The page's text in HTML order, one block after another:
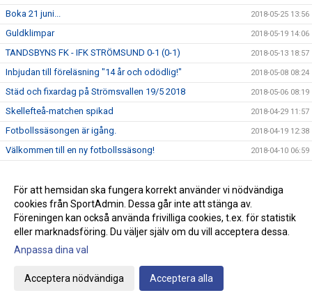
Boka 21 juni... 2018-05-25 13:56
Guldklimpar 2018-05-19 14:06
TANDSBYNS FK - IFK STRÖMSUND 0-1 (0-1) 2018-05-13 18:57
Inbjudan till föreläsning "14 år och odödlig!" 2018-05-08 08:24
Städ och fixardag på Strömsvallen 19/5 2018 2018-05-06 08:19
Skellefteå-matchen spikad 2018-04-29 11:57
Fotbollssäsongen är igång. 2018-04-19 12:38
Välkommen till en ny fotbollssäsong! 2018-04-10 06:59
Premiärmatcher i nya hallen 2017-12-11 09:42
Veteran & Spontanhockey 2017-09-25 09:44
Gå till Webbversion
För att hemsidan ska fungera korrekt använder vi nödvändiga
cookies från SportAdmin. Dessa går inte att stänga av.
Föreningen kan också använda frivilliga cookies, t.ex. för statistik
eller marknadsföring. Du väljer själv om du vill acceptera dessa.
Anpassa dina val
Acceptera nödvändiga Acceptera alla